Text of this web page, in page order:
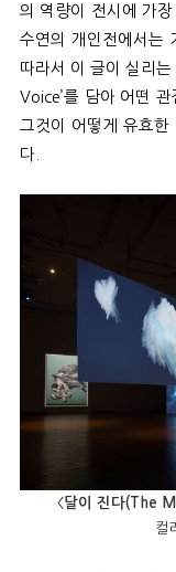
의 역량이 전시에 가
수연의 개인전에서는
따라서 이 글이 실리는
Voice’를 담아 어떤 관
그것이 어떻게 유효한
다
〈달이 진다(The
컬